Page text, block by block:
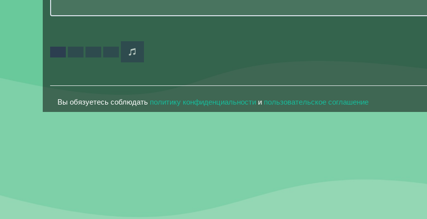
Вы обязуетесь соблюдать политику конфиденциальности и пользовательское соглашение